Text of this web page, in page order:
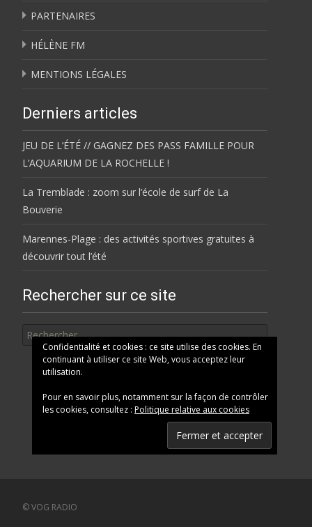
PARTENAIRES
HÉLÈNE FM
MENTIONS LÉGALES
Derniers articles
JEU DE L’ÉTÉ // GAGNEZ DES PASS FAMILLE POUR
L’AQUARIUM DE LA ROCHELLE !
La Tremblade : zoom sur l’école de surf de La
Bouverie
Marennes-Plage : des activités sportives gratuites à
découvrir tout l’été
Rechercher sur ce site
Confidentialité et cookies : ce site utilise des cookies. En
continuant à utiliser ce site Web, vous acceptez leur
utilisation.
Pour en savoir plus, notamment sur la façon de contrôler
les cookies, consultez : Politique relative aux cookies
© VOG RADIO